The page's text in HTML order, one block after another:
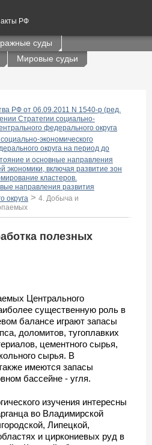
РФ
суды
Мировые судьи
РФ от 06.09.2011 N 1540-р (ред.
Стратегии социально-
федерального округа
экономического
округа на период до
и основные направления
экономики, включая развитие зон
кластеров.
направления развития
округа > 4. Добыча и
полезных
Центрального
существенную роль в
балансе играют запасы
доломитов, тугоплавких
цементного сырья,
сырья. В
имеются запасы
бассейне - угля.
изучения интересны
во Владимирской
Липецкой,
и циркониевых руд в